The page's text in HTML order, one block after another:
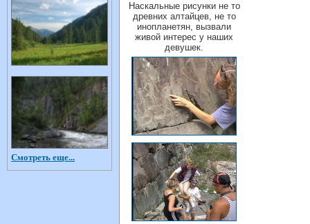
Смотреть еще...
Наскальные рисунки не то
древних алтайцев, не то
инопланетян, вызвали
живой интерес у наших
девушек.